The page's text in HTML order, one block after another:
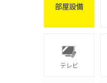
部屋設備
テレビ